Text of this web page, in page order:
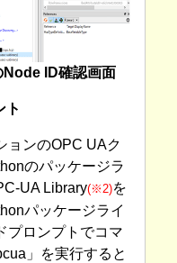
ID確認画面
ト
ョンのOPC UAク
のパッケージラ
UA Library(※2)を
パッケージライ
プロンプトでコマ
」を実行すると